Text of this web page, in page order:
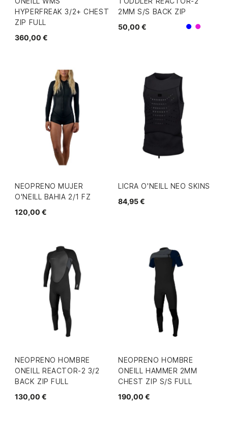
HYPERFREAK 3/2+ CHEST
ZIP FULL
360,00 €
2MM S/S BACK ZIP
50,00 €
AzulRosa
NEOPRENO MUJER
O'NEILL BAHIA 2/1 FZ
120,00 €
LICRA O'NEILL NEO SKINS
84,95 €
NEOPRENO HOMBRE
ONEILL REACTOR-2 3/2
BACK ZIP FULL
130,00 €
NEOPRENO HOMBRE
ONEILL HAMMER 2MM
CHEST ZIP S/S FULL
190,00 €